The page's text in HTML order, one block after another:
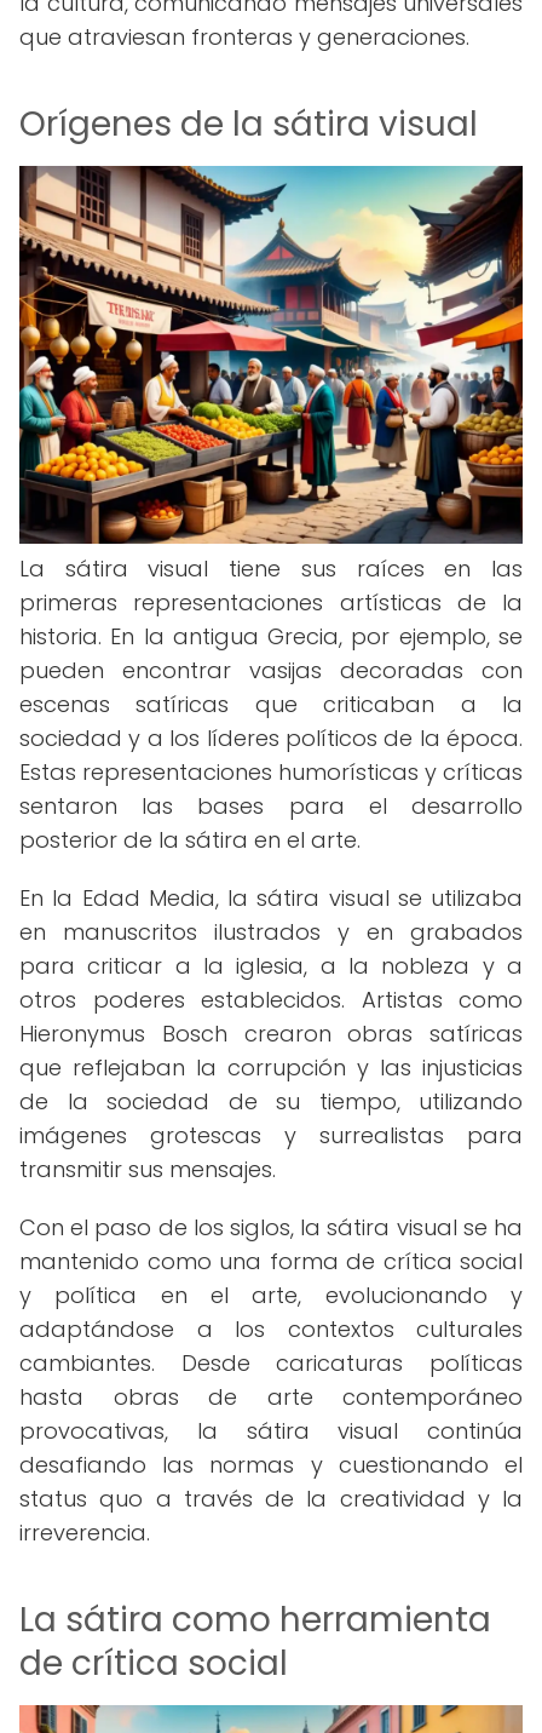
que atraviesan fronteras y generaciones.
Orígenes de la sátira visual
La sátira visual tiene sus raíces en las
primeras representaciones artísticas de la
historia. En la antigua Grecia, por ejemplo, se
pueden encontrar vasijas decoradas con
escenas satíricas que criticaban a la
sociedad y a los líderes políticos de la época.
Estas representaciones humorísticas y críticas
sentaron las bases para el desarrollo
posterior de la sátira en el arte.
En la Edad Media, la sátira visual se utilizaba
en manuscritos ilustrados y en grabados
para criticar a la iglesia, a la nobleza y a
otros poderes establecidos. Artistas como
Hieronymus Bosch crearon obras satíricas
que reflejaban la corrupción y las injusticias
de la sociedad de su tiempo, utilizando
imágenes grotescas y surrealistas para
transmitir sus mensajes.
Con el paso de los siglos, la sátira visual se ha
mantenido como una forma de crítica social
y política en el arte, evolucionando y
adaptándose a los contextos culturales
cambiantes. Desde caricaturas políticas
hasta obras de arte contemporáneo
provocativas, la sátira visual continúa
desafiando las normas y cuestionando el
status quo a través de la creatividad y la
irreverencia.
La sátira como herramienta
de crítica social